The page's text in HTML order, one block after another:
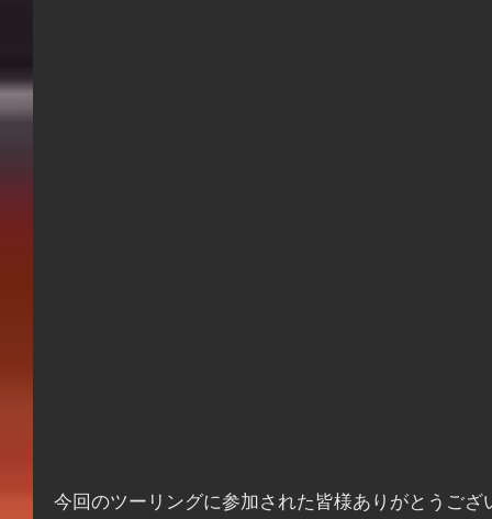
今回のツーリングに参加された皆様ありがとうござ